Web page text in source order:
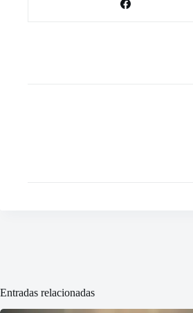
Entradas relacionadas